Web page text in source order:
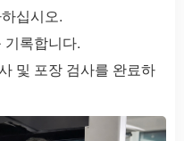
십시오.
기록합니다.
및 포장 검사를 완료하